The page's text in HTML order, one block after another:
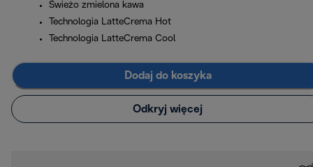
Świeżo zmielona kawa
Technologia LatteCrema Hot
Technologia LatteCrema Cool
Dodaj do koszyka
Odkryj więcej